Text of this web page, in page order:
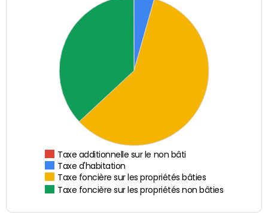
Taxe additionnelle sur le non bâti
Taxe d'habitation
Taxe foncière sur les propriétés bâties
Taxe foncière sur les propriétés non bâties